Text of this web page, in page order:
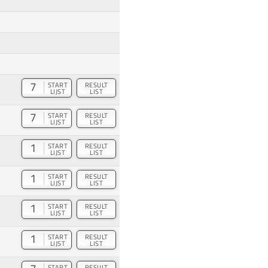
7 START
LIJST
RESULT
LIST
7 START
LIJST
RESULT
LIST
1 START
LIJST
RESULT
LIST
1 START
LIJST
RESULT
LIST
1 START
LIJST
RESULT
LIST
1 START
LIJST
RESULT
LIST